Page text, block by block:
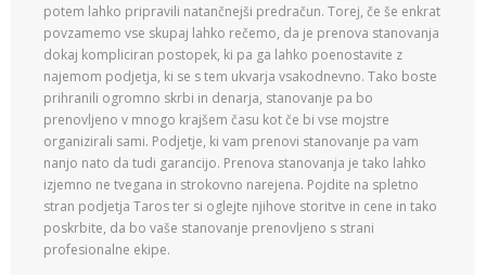
potem lahko pripravili natančnejši predračun. Torej, če še enkrat
povzamemo vse skupaj lahko rečemo, da je prenova stanovanja
dokaj kompliciran postopek, ki pa ga lahko poenostavite z
najemom podjetja, ki se s tem ukvarja vsakodnevno. Tako boste
prihranili ogromno skrbi in denarja, stanovanje pa bo
prenovljeno v mnogo krajšem času kot če bi vse mojstre
organizirali sami. Podjetje, ki vam prenovi stanovanje pa vam
nanjo nato da tudi garancijo. Prenova stanovanja je tako lahko
izjemno ne tvegana in strokovno narejena. Pojdite na spletno
stran podjetja Taros ter si oglejte njihove storitve in cene in tako
poskrbite, da bo vaše stanovanje prenovljeno s strani
profesionalne ekipe.